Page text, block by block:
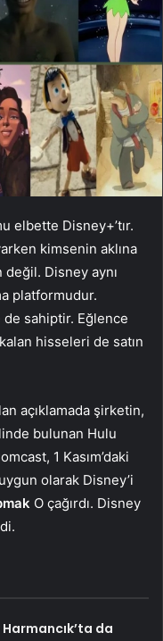
elbette Disney+’tır.
kimsenin aklına
Disney aynı
platformudur.
de sahiptir. Eğlence
hisseleri de satın
açıklamada şirketin,
bulunan Hulu
1 Kasım’daki
olarak Disney’i
O çağırdı. Disney
da